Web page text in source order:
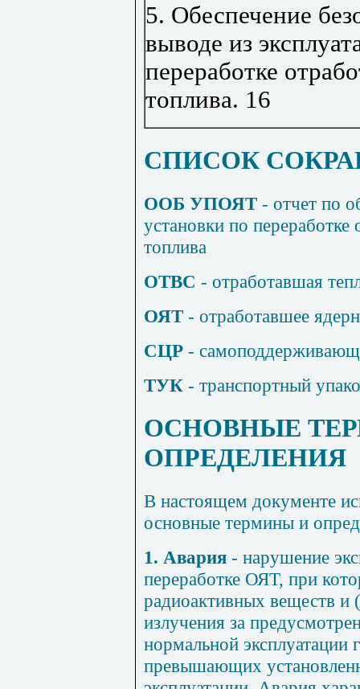
5. Обеспечение
выводе из
переработке
топлива. 16
СПИСОК
ООБ УПОЯТ - отчет по
установки по переработке
топлива
ОТВС - отработавшая
ОЯТ - отработавшее
СЦР -
ТУК - транспортный
ОСНОВНЫЕ
ОПРЕДЕЛЕНИЯ
В настоящем документе
основные термины и
1. Авария - нарушение
переработке ОЯТ, при
радиоактивных веществ
излучения за
нормальной эксплуатации
превышающих